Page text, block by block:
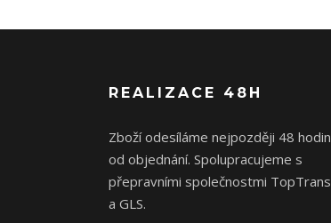
REALIZACE 48H
Zboží odesíláme nejpozději 48 hodin
od objednání. Spolupracujeme s
přepravními společnostmi TopTrans
a GLS.